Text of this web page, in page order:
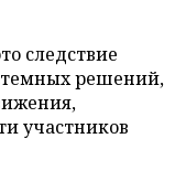
следствие
решений,
участников